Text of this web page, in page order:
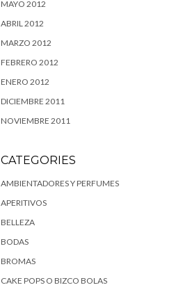
MAYO 2012
ABRIL 2012
MARZO 2012
FEBRERO 2012
ENERO 2012
DICIEMBRE 2011
NOVIEMBRE 2011
CATEGORIES
AMBIENTADORES Y PERFUMES
APERITIVOS
BELLEZA
BODAS
BROMAS
CAKE POPS O BIZCO BOLAS